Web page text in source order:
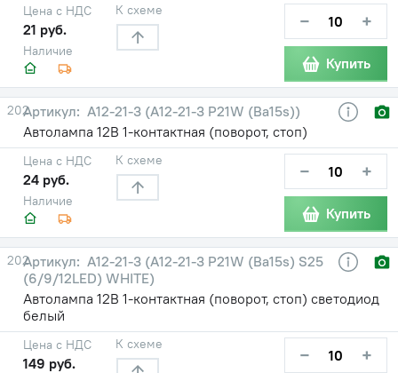
Наличие
Цена с НДС
21 руб.
К схеме − +
Купить
202
А12-21-3 (А12-21-3 P21W (Ba15s))
Автолампа 12В 1-контактная (поворот, стоп)
Наличие
Цена с НДС
24 руб.
К схеме − +
Купить
202
А12-21-3 (А12-21-3 P21W (Ba15s) S25
(6/9/12LED) WHITE)
Автолампа 12В 1-контактная (поворот, стоп) светодиод
белый
Цена с НДС
149 руб.
К схеме − +